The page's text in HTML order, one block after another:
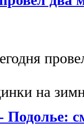
на
Подолье: